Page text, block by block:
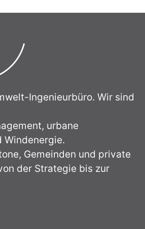
Ingenieurbüro. Wir sind
urbane
Windenergie.
Gemeinden und private
der Strategie bis zur